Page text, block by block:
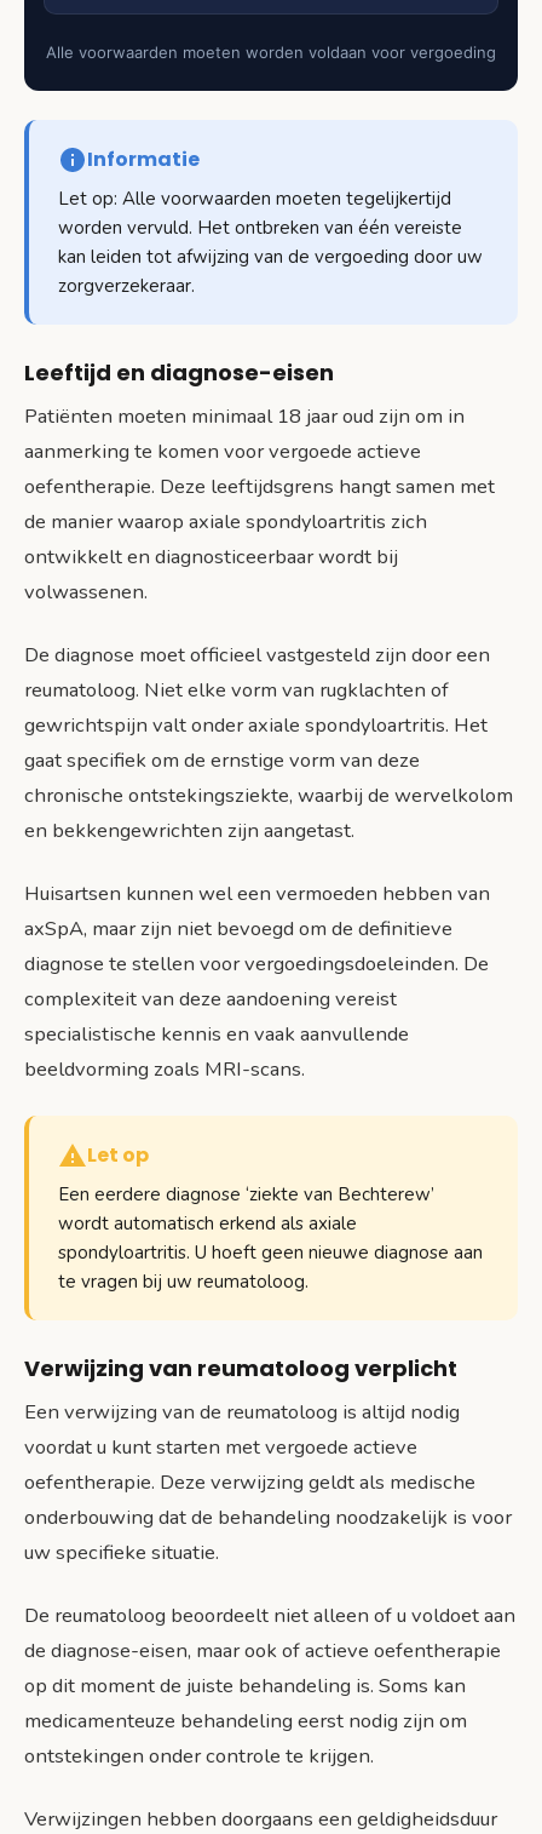
Alle voorwaarden moeten worden voldaan voor vergoeding
Informatie
Let op: Alle voorwaarden moeten tegelijkertijd
worden vervuld. Het ontbreken van één vereiste
kan leiden tot afwijzing van de vergoeding door uw
zorgverzekeraar.
Leeftijd en diagnose-eisen
Patiënten moeten minimaal 18 jaar oud zijn om in
aanmerking te komen voor vergoede actieve
oefentherapie. Deze leeftijdsgrens hangt samen met
de manier waarop axiale spondyloartritis zich
ontwikkelt en diagnosticeerbaar wordt bij
volwassenen.
De diagnose moet officieel vastgesteld zijn door een
reumatoloog. Niet elke vorm van rugklachten of
gewrichtspijn valt onder axiale spondyloartritis. Het
gaat specifiek om de ernstige vorm van deze
chronische ontstekingsziekte, waarbij de wervelkolom
en bekkengewrichten zijn aangetast.
Huisartsen kunnen wel een vermoeden hebben van
axSpA, maar zijn niet bevoegd om de definitieve
diagnose te stellen voor vergoedingsdoeleinden. De
complexiteit van deze aandoening vereist
specialistische kennis en vaak aanvullende
beeldvorming zoals MRI-scans.
Let op
Een eerdere diagnose ‘ziekte van Bechterew’
wordt automatisch erkend als axiale
spondyloartritis. U hoeft geen nieuwe diagnose aan
te vragen bij uw reumatoloog.
Verwijzing van reumatoloog verplicht
Een verwijzing van de reumatoloog is altijd nodig
voordat u kunt starten met vergoede actieve
oefentherapie. Deze verwijzing geldt als medische
onderbouwing dat de behandeling noodzakelijk is voor
uw specifieke situatie.
De reumatoloog beoordeelt niet alleen of u voldoet aan
de diagnose-eisen, maar ook of actieve oefentherapie
op dit moment de juiste behandeling is. Soms kan
medicamenteuze behandeling eerst nodig zijn om
ontstekingen onder controle te krijgen.
Verwijzingen hebben doorgaans een geldigheidsduur